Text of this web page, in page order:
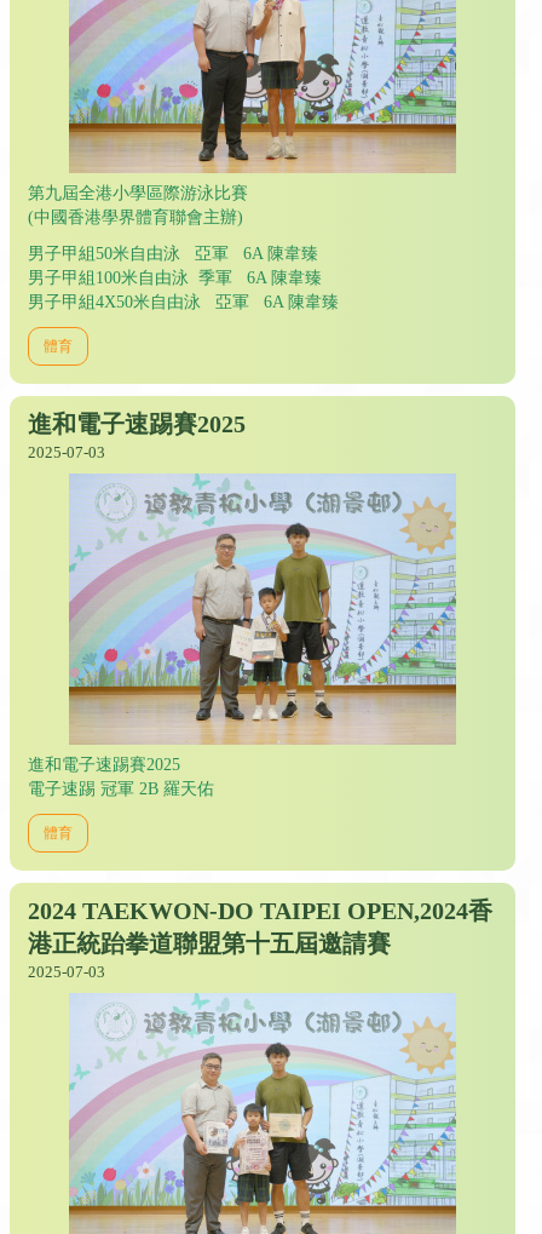
第九屆全港小學區際游泳比賽
(中國香港學界體育聯會主辦)
男子甲組50米自由泳 亞軍 6A 陳韋臻
男子甲組100米自由泳 季軍 6A 陳韋臻
男子甲組4X50米自由泳 亞軍 6A 陳韋臻
體育
進和電子速踢賽2025
2025-07-03
進和電子速踢賽2025
電子速踢 冠軍 2B 羅天佑
體育
2024 TAEKWON-DO TAIPEI OPEN,2024香
港正統跆拳道聯盟第十五屆邀請賽
2025-07-03